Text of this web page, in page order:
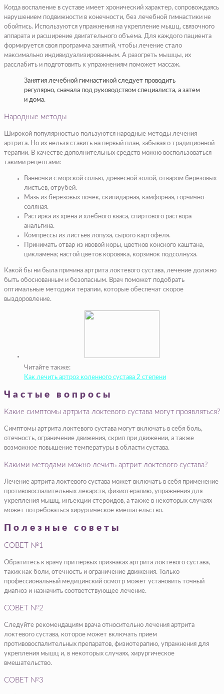
Когда воспаление в суставе имеет хронический характер, сопровождаясь
нарушением подвижности в конечности, без лечебной гимнастики не
обойтись. Используются упражнения на укрепление мышц, связочного
аппарата и расширение двигательного объема. Для каждого пациента
формируется своя программа занятий, чтобы лечение стало
максимально индивидуализированным. А разогреть мышцы, их
расслабить и подготовить к упражнениям поможет массаж.
Занятия лечебной гимнастикой следует проводить
регулярно, сначала под руководством специалиста, а затем
и дома.
Народные методы
Широкой популярностью пользуются народные методы лечения
артрита. Но их нельзя ставить на первый план, забывая о традиционной
терапии. В качестве дополнительных средств можно воспользоваться
такими рецептами:
Ванночки с морской солью, древесной золой, отваром березовых
листьев, отрубей.
Мазь из березовых почек, скипидарная, камфорная, горчично-
соляная.
Растирка из хрена и хлебного кваса, спиртового раствора
анальгина.
Компрессы из листьев лопуха, сырого картофеля.
Принимать отвар из ивовой коры, цветков конского каштана,
цикламена; настой цветов коровяка, корзинок подсолнуха.
Какой бы ни была причина артрита локтевого сустава, лечение должно
быть обоснованным и безопасным. Врач поможет подобрать
оптимальные методики терапии, которые обеспечат скорое
выздоровление.
Читайте также:
Как лечить артроз коленного сустава 2 степени
Частые вопросы
Какие симптомы артрита локтевого сустава могут проявляться?
Симптомы артрита локтевого сустава могут включать в себя боль,
отечность, ограничение движения, скрип при движении, а также
возможное повышение температуры в области сустава.
Какими методами можно лечить артрит локтевого сустава?
Лечение артрита локтевого сустава может включать в себя применение
противовоспалительных лекарств, физиотерапию, упражнения для
укрепления мышц, инъекции стероидов, а также в некоторых случаях
может потребоваться хирургическое вмешательство.
Полезные советы
СОВЕТ №1
Обратитесь к врачу при первых признаках артрита локтевого сустава,
таких как боли, отечность и ограничение движения. Только
профессиональный медицинский осмотр может установить точный
диагноз и назначить соответствующее лечение.
СОВЕТ №2
Следуйте рекомендациям врача относительно лечения артрита
локтевого сустава, которое может включать прием
противовоспалительных препаратов, физиотерапию, упражнения для
укрепления мышц и, в некоторых случаях, хирургическое
вмешательство.
СОВЕТ №3